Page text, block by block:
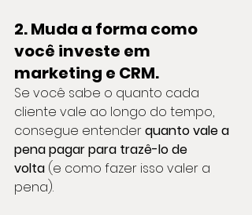
2. Muda a forma como
você investe em
marketing e CRM.
Se você sabe o quanto cada
cliente vale ao longo do tempo,
consegue entender quanto vale a
pena pagar para trazê-lo de
volta (e como fazer isso valer a
pena).